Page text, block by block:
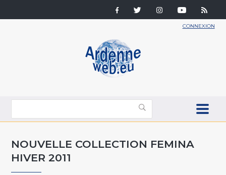
CONNEXION
NOUVELLE COLLECTION FEMINA
HIVER 2011